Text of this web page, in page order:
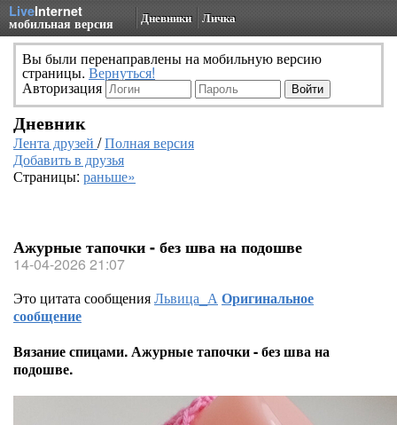
LiveInternet
мобильная версия Дневники Личка
Вы были перенаправлены на мобильную версию
страницы. Вернуться!
Авторизация
Дневник
Лента друзей /Полная версия
Добавить в друзья
Страницы: раньше»
Ажурные тапочки - без шва на подошве
14-04-2026 21:07
Это цитата сообщенияЛьвица_АОригинальное
сообщение
Вязание спицами. Ажурные тапочки - без шва на
подошве.